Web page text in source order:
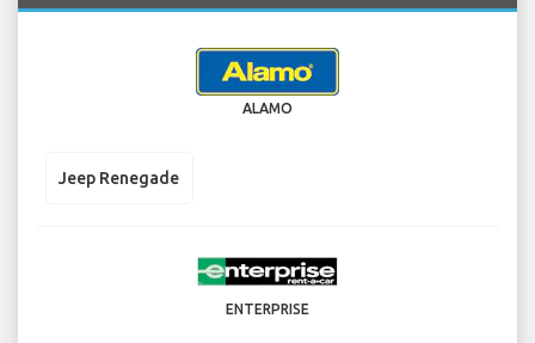
ALAMO
Jeep Renegade
ENTERPRISE